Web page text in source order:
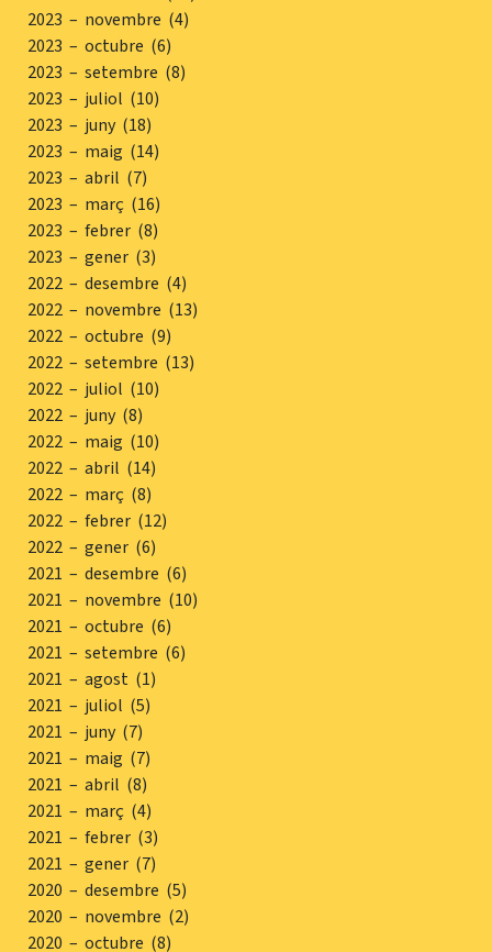
2023 – novembre (4)
2023 – octubre (6)
2023 – setembre (8)
2023 – juliol (10)
2023 – juny (18)
2023 – maig (14)
2023 – abril (7)
2023 – març (16)
2023 – febrer (8)
2023 – gener (3)
2022 – desembre (4)
2022 – novembre (13)
2022 – octubre (9)
2022 – setembre (13)
2022 – juliol (10)
2022 – juny (8)
2022 – maig (10)
2022 – abril (14)
2022 – març (8)
2022 – febrer (12)
2022 – gener (6)
2021 – desembre (6)
2021 – novembre (10)
2021 – octubre (6)
2021 – setembre (6)
2021 – agost (1)
2021 – juliol (5)
2021 – juny (7)
2021 – maig (7)
2021 – abril (8)
2021 – març (4)
2021 – febrer (3)
2021 – gener (7)
2020 – desembre (5)
2020 – novembre (2)
2020 – octubre (8)